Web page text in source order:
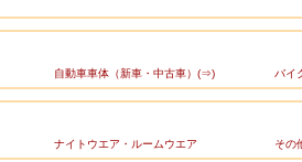
自動車車体（新車・中古車）(⇒) バイ
ナイトウエア・ルームウエア その